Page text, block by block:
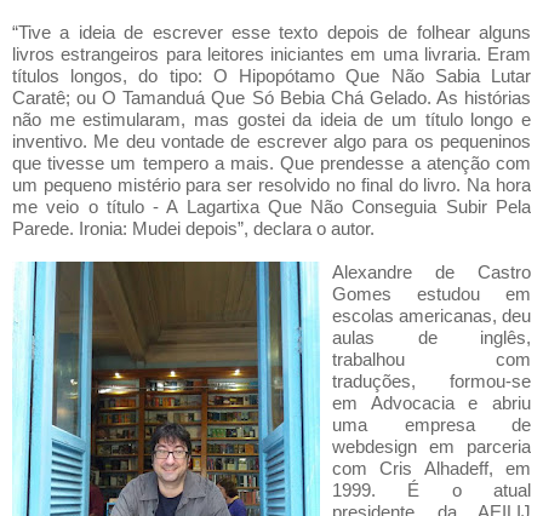
“Tive a ideia de escrever esse texto depois de folhear alguns
livros estrangeiros para leitores iniciantes em uma livraria. Eram
títulos longos, do tipo: O Hipopótamo Que Não Sabia Lutar
Caratê; ou O Tamanduá Que Só Bebia Chá Gelado. As histórias
não me estimularam, mas gostei da ideia de um título longo e
inventivo. Me deu vontade de escrever algo para os pequeninos
que tivesse um tempero a mais. Que prendesse a atenção com
um pequeno mistério para ser resolvido no final do livro. Na hora
me veio o título - A Lagartixa Que Não Conseguia Subir Pela
Parede. Ironia: Mudei depois”, declara o autor.
Alexandre de Castro
Gomes estudou em
escolas americanas, deu
aulas de inglês,
trabalhou com
traduções, formou-se
em Advocacia e abriu
uma empresa de
webdesign em parceria
com Cris Alhadeff, em
1999. É o atual
presidente da AEILIJ